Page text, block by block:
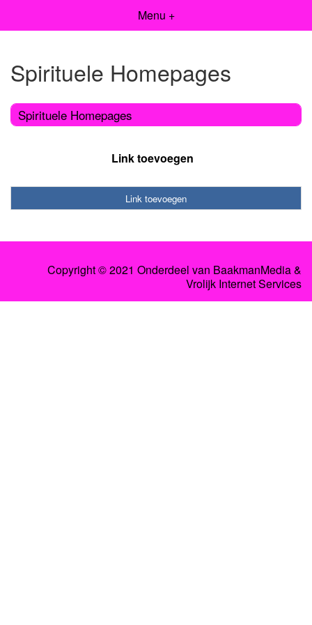
Menu +
Spirituele Homepages
Spirituele Homepages
Link toevoegen
Link toevoegen
Copyright © 2021 Onderdeel van BaakmanMedia&
Vrolijk Internet Services